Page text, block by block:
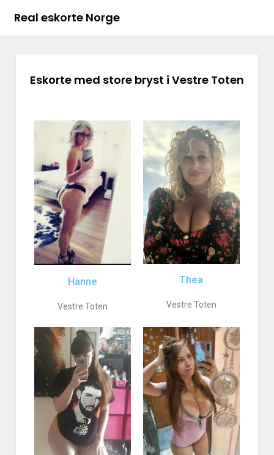
Real eskorte Norge
Eskorte med store bryst i Vestre Toten
Hanne
Vestre Toten
Thea
Vestre Toten